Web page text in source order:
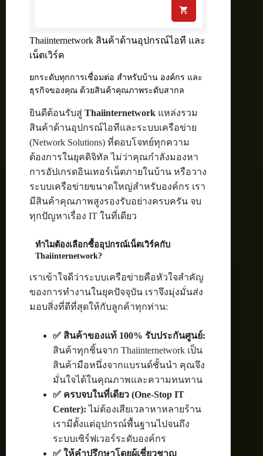
Thaiinternetwork สินค้าด้านอุปกรณ์ไอที และ
เน็ตเวิร์ค
ยกระดับทุกการเชื่อมต่อ สำหรับบ้าน องค์กร และ
ธุรกิจของคุณ ด้วยสินค้าคุณภาพระดับสากล
ยินดีต้อนรับสู่ Thaiinternetwork แหล่งรวม
สินค้าด้านอุปกรณ์ไอทีและระบบเครือข่าย
(Network Solutions) ที่ตอบโจทย์ทุกความ
ต้องการในยุคดิจิทัล ไม่ว่าคุณกำลังมองหา
การอัปเกรดอินเทอร์เน็ตภายในบ้าน หรือวาง
ระบบเครือข่ายขนาดใหญ่สำหรับองค์กร เรา
มีสินค้าคุณภาพสูงรองรับอย่างครบครัน จบ
ทุกปัญหาเรื่อง IT ในที่เดียว
ทำไมต้องเลือกซื้ออุปกรณ์เน็ตเวิร์คกับ
Thaiinternetwork?
เราเข้าใจดีว่าระบบเครือข่ายคือหัวใจสำคัญ
ของการทำงานในยุคปัจจุบัน เราจึงมุ่งมั่นส่ง
มอบสิ่งที่ดีที่สุดให้กับลูกค้าทุกท่าน:
✅ สินค้าของแท้ 100% รับประกันศูนย์:
สินค้าทุกชิ้นจาก Thaiinternetwork เป็น
สินค้ามือหนึ่งจากแบรนด์ชั้นนำ คุณจึง
มั่นใจได้ในคุณภาพและความทนทาน
✅ ครบจบในที่เดียว (One-Stop IT
Center): ไม่ต้องเสียเวลาหาหลายร้าน
เรามีตั้งแต่อุปกรณ์พื้นฐานไปจนถึง
ระบบเซิร์ฟเวอร์ระดับองค์กร
✅ ให้คำปรึกษาโดยผู้เชี่ยวชาญ